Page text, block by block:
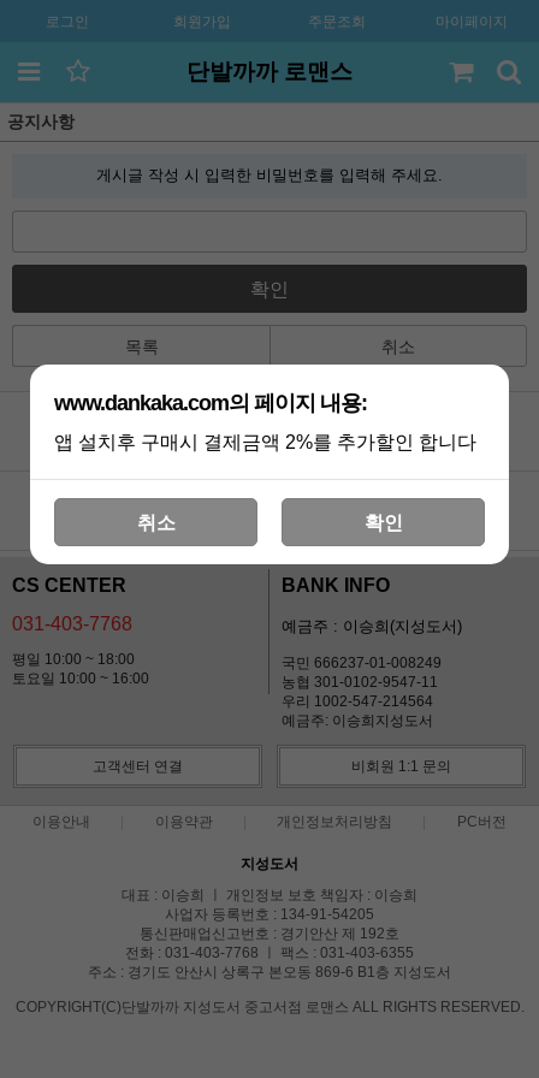
로그인 회원가입 주문조회 마이페이지
단발까까 로맨스
공지사항
게시글 작성 시 입력한 비밀번호를 입력해 주세요.
확인
목록 취소
공지사항 카톡상담 Q&A 멤버쉽
VIP 게시판
CS CENTER
031-403-7768
평일 10:00 ~ 18:00
토요일 10:00 ~ 16:00
BANK INFO
예금주 : 이승희(지성도서)
국민 666237-01-008249
농협 301-0102-9547-11
우리 1002-547-214564
예금주: 이승희지성도서
고객센터 연결 비회원 1:1 문의
이용안내 이용약관 개인정보처리방침 PC버전
지성도서
대표 : 이승희 ㅣ 개인정보 보호 책임자 : 이승희
사업자 등록번호 : 134-91-54205
통신판매업신고번호 : 경기안산 제 192호
전화 : 031-403-7768 ㅣ 팩스 : 031-403-6355
주소 : 경기도 안산시 상록구 본오동 869-6 B1층 지성도서
COPYRIGHT(C)단발까까 지성도서 중고서점 로맨스 ALL RIGHTS RESERVED.
www.dankaka.com의 페이지 내용:
앱 설치후 구매시 결제금액 2%를 추가할인 합니다
취소 확인